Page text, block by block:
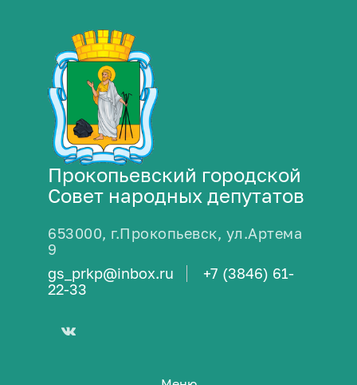
Прокопьевский городской
Совет народных депутатов
653000, г.Прокопьевск, ул.Артема
9
gs_prkp@inbox.ru
+7 (3846) 61-
22-33